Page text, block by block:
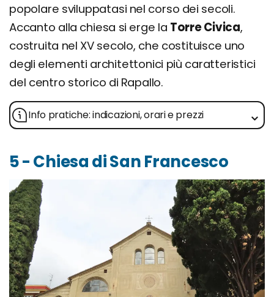
popolare sviluppatasi nel corso dei secoli.
Accanto alla chiesa si erge la Torre Civica,
costruita nel XV secolo, che costituisce uno
degli elementi architettonici più caratteristici
del centro storico di Rapallo.
Info pratiche: indicazioni, orari e prezzi
5 - Chiesa di San Francesco